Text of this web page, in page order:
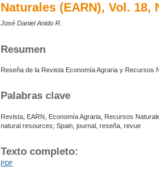
Naturales (EARN), Vol. 18,
José Daniel Anido R.
Resumen
Reseña de la Revista Economía Agraria y Recursos
Palabras clave
Revista, EARN, Economía Agraria, Recursos
natural resources; Spain, journal, reseña, revue
Texto completo:
PDF